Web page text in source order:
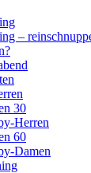
–
30
Herren
60
Damen